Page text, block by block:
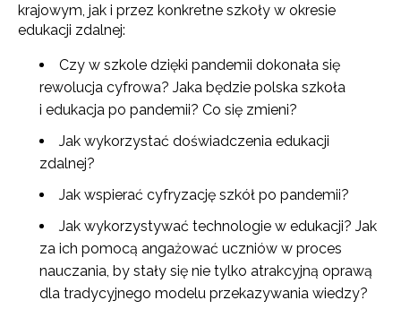
krajowym, jak i przez konkretne szkoły w okresie
edukacji zdalnej:
Czy w szkole dzięki pandemii dokonała się
rewolucja cyfrowa? Jaka będzie polska szkoła
i edukacja po pandemii? Co się zmieni?
Jak wykorzystać doświadczenia edukacji
zdalnej?
Jak wspierać cyfryzację szkół po pandemii?
Jak wykorzystywać technologie w edukacji? Jak
za ich pomocą angażować uczniów w proces
nauczania, by stały się nie tylko atrakcyjną oprawą
dla tradycyjnego modelu przekazywania wiedzy?